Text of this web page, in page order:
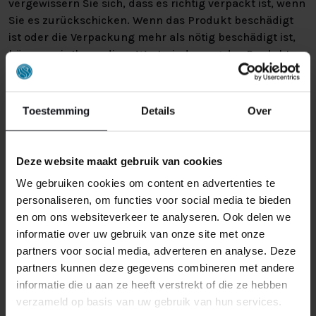
Toestemming Details Over
Deze website maakt gebruik van cookies
We gebruiken cookies om content en advertenties te
personaliseren, om functies voor social media te bieden
en om ons websiteverkeer te analyseren. Ook delen we
informatie over uw gebruik van onze site met onze
partners voor social media, adverteren en analyse. Deze
partners kunnen deze gegevens combineren met andere
informatie die u aan ze heeft verstrekt of die ze hebben
verzameld op basis van uw gebruik van hun services.
vergewissern Sie sich, dass es richtig verpackt ist, wenn
Sie es zurückschicken. Wenn das Produkt beschädigt
ist oder die Verpackung mehr als nötig beschädigt ist,
können wir Ihnen diese Wertminderung des Produkts
in Rechnung stellen.
ÄHNLICHE PRODUKTE